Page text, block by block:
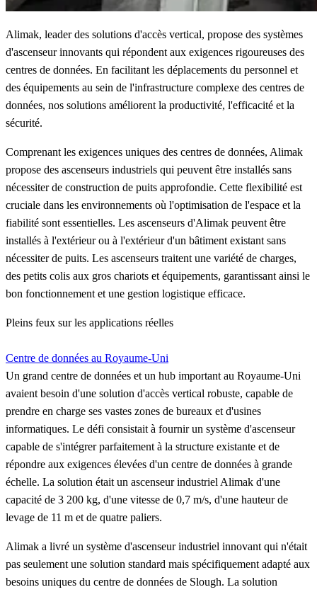
Alimak, leader des solutions d'accès vertical, propose des systèmes
d'ascenseur innovants qui répondent aux exigences rigoureuses des
centres de données. En facilitant les déplacements du personnel et
des équipements au sein de l'infrastructure complexe des centres de
données, nos solutions améliorent la productivité, l'efficacité et la
sécurité.
Comprenant les exigences uniques des centres de données, Alimak
propose des ascenseurs industriels qui peuvent être installés sans
nécessiter de construction de puits approfondie. Cette flexibilité est
cruciale dans les environnements où l'optimisation de l'espace et la
fiabilité sont essentielles. Les ascenseurs d'Alimak peuvent être
installés à l'extérieur ou à l'extérieur d'un bâtiment existant sans
nécessiter de puits. Les ascenseurs traitent une variété de charges,
des petits colis aux gros chariots et équipements, garantissant ainsi le
bon fonctionnement et une gestion logistique efficace.
Pleins feux sur les applications réelles
Centre de données au Royaume-Uni
Un grand centre de données et un hub important au Royaume-Uni
avaient besoin d'une solution d'accès vertical robuste, capable de
prendre en charge ses vastes zones de bureaux et d'usines
informatiques. Le défi consistait à fournir un système d'ascenseur
capable de s'intégrer parfaitement à la structure existante et de
répondre aux exigences élevées d'un centre de données à grande
échelle. La solution était un ascenseur industriel Alimak d'une
capacité de 3 200 kg, d'une vitesse de 0,7 m/s, d'une hauteur de
levage de 11 m et de quatre paliers.
Alimak a livré un système d'ascenseur industriel innovant qui n'était
pas seulement une solution standard mais spécifiquement adapté aux
besoins uniques du centre de données de Slough. La solution